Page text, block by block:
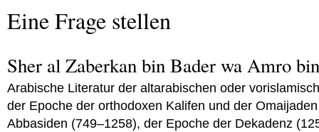
Eine Frage stellen
Sher al Zaberkan bin Bader wa Amro
Arabische Literatur der altarabischen oder
der Epoche der orthodoxen Kalifen und der
Abbasiden (749–1258), der Epoche der Dekadenz